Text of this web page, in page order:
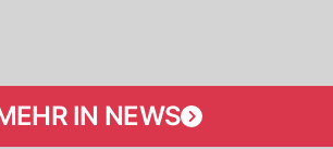
IN NEWS